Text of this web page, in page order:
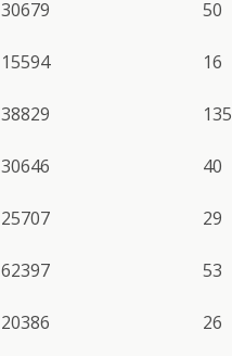
30679 50
15594 16
38829 135
30646 40
25707 29
62397 53
20386 26